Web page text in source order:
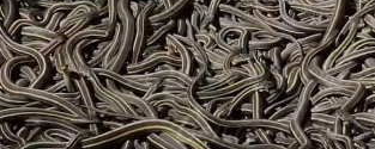
mağaralarından çıkan on
kenarlı çizgili yılan,
en büyük sürüngen
oluşturdu.